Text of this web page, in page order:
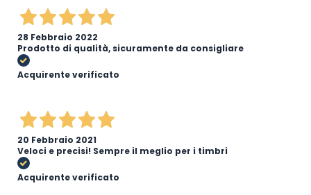
28 Febbraio 2022
Prodotto di qualità, sicuramente da consigliare
Acquirente verificato
20 Febbraio 2021
Veloci e precisi! Sempre il meglio per i timbri
Acquirente verificato